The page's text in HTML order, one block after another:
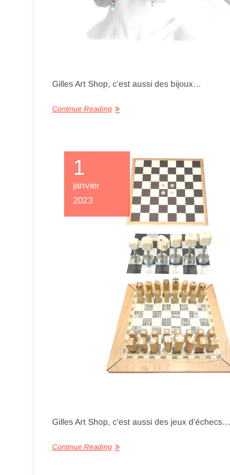
Gilles Art Shop, c’est aussi des bijoux…
Continue Reading
1
janvier
2023
Gilles Art Shop, c’est aussi des jeux d’échecs…
Continue Reading